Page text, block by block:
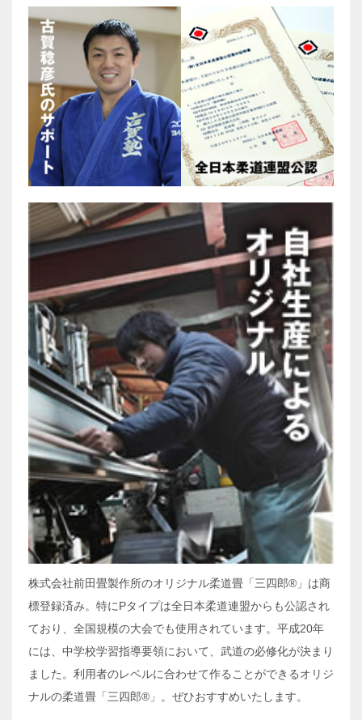
株式会社前田畳製作所のオリジナル柔道畳「三四郎®」は商
標登録済み。特にPタイプは全日本柔道連盟からも公認され
ており、全国規模の大会でも使用されています。平成20年
には、中学校学習指導要領において、武道の必修化が決まり
ました。利用者のレベルに合わせて作ることができるオリジ
ナルの柔道畳「三四郎®」。ぜひおすすめいたします。